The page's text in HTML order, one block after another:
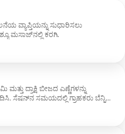
ವ್ಯಾಪ್ತಿಯನ್ನು ಸುಧಾರಿಸಲು
ಮಸಾಜ್‌ನಲ್ಲಿ ಕರಗಿ.
ದ್ರಾಕ್ಷಿ ಬೀಜದ ಎಣ್ಣೆಗಳನ್ನು
ಸೆಷನ್‌ನ ಸಮಯದಲ್ಲಿ ಗ್ರಾಹಕರು ಬೆನ್ನಿನ